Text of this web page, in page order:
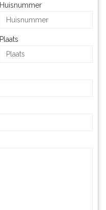
Huisnummer
Plaats